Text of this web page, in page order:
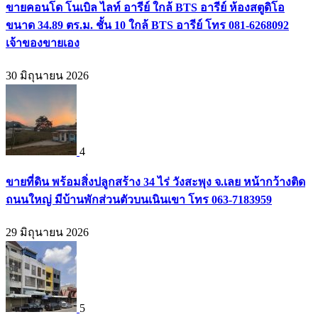
ขายคอนโด โนเบิล ไลท์ อารีย์ ใกล้ BTS อารีย์ ห้องสตูดิโอ
ขนาด 34.89 ตร.ม. ชั้น 10 ใกล้ BTS อารีย์ โทร 081-6268092
เจ้าของขายเอง
30 มิถุนายน 2026
4
ขายที่ดิน พร้อมสิ่งปลูกสร้าง 34 ไร่ วังสะพุง จ.เลย หน้ากว้างติด
ถนนใหญ่ มีบ้านพักส่วนตัวบนเนินเขา โทร 063-7183959
29 มิถุนายน 2026
5